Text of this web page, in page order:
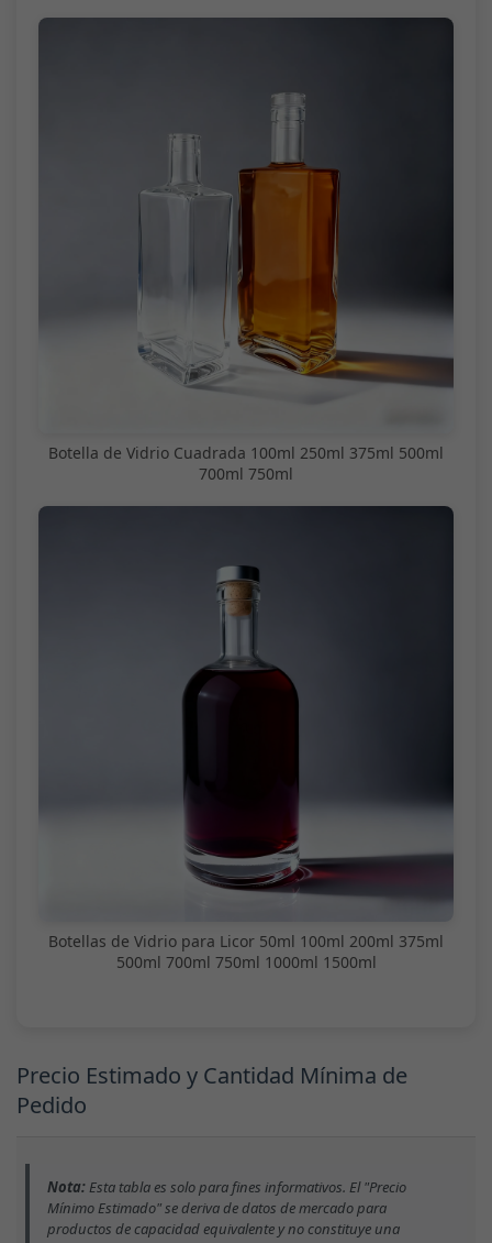
Botella de Vidrio Cuadrada 100ml 250ml 375ml 500ml
700ml 750ml
Botellas de Vidrio para Licor 50ml 100ml 200ml 375ml
500ml 700ml 750ml 1000ml 1500ml
Precio Estimado y Cantidad Mínima de
Pedido
Nota:Esta tabla es solo para fines informativos. El "Precio
Mínimo Estimado" se deriva de datos de mercado para
productos de capacidad equivalente y no constituye una